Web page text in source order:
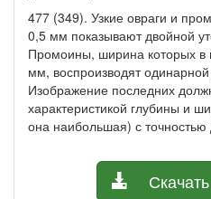
477 (349). Узкие овраги и
0,5 мм показывают двойной
Промоины, ширина которых
мм, воспроизводят
Изображение последних
характеристикой глубины и
она наибольшая) с